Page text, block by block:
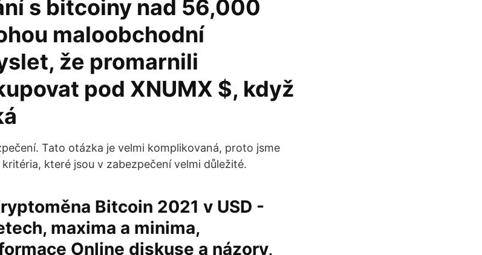
s bitcoiny nad 56,000
maloobchodní
že promarnili
pod XNUMX $, když
Tato otázka je velmi komplikovaná, proto jsme
které jsou v zabezpečení velmi důležité.
Bitcoin 2021 v USD -
maxima a minima,
Online diskuse a názory,